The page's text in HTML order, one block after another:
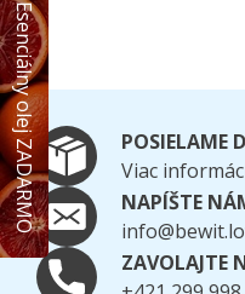
Esenciálny olej ZADARMO
POSIELAME
Viac
NAPÍŠTE
ZAVOLAJTE